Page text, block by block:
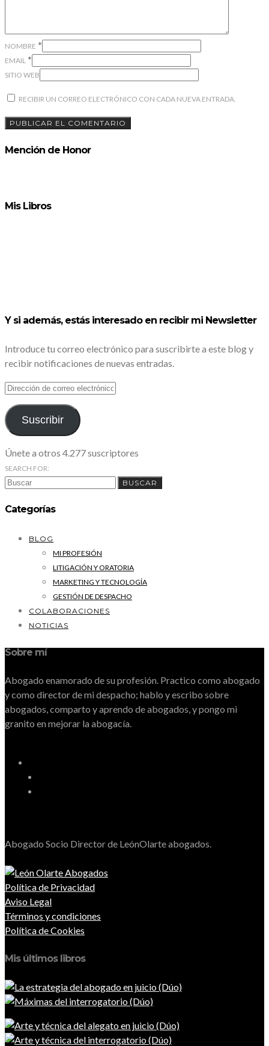
NOMBRE *
EMAIL *
SITIO WEB
RECIBIR UN CORREO ELECTRÓNICO CON CADA NUEVA ENTRADA.
Mención de Honor
Mis Libros
Y si además, estás interesado en recibir mi Newsletter
Introduce tu correo electrónico para suscribirte a este blog y
recibir notificaciones de nuevas entradas.
DIRECCIÓN
DE
CORREO
ELECTRÓNICO
Suscribir
Únete a otros 4.277 suscriptores
SEARCH FOR:
BUSCAR
Categorías
BLOG
MI PROFESIÓN
LITIGACIÓN Y ORATORIA
MARKETING Y TECNOLOGÍA
GESTIÓN DE DESPACHO
COLABORACIONES
NOTICIAS
Sobre mí
Abogado enamorado de su profesión. Practico como abogado
y como director de mi despacho; hablo y escribo sobre
abogados, comparto y aprendo de abogados, y pongo mi
granito en mejorar la abogacía.
Abogado Socio Director de LeónOlarte abogados.
Política de Privacidad
Aviso Legal
Términos y condiciones
Política de Cookies
Mis últimos libros